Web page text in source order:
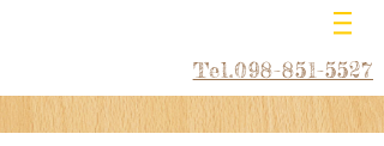
Tel.098-851-5527